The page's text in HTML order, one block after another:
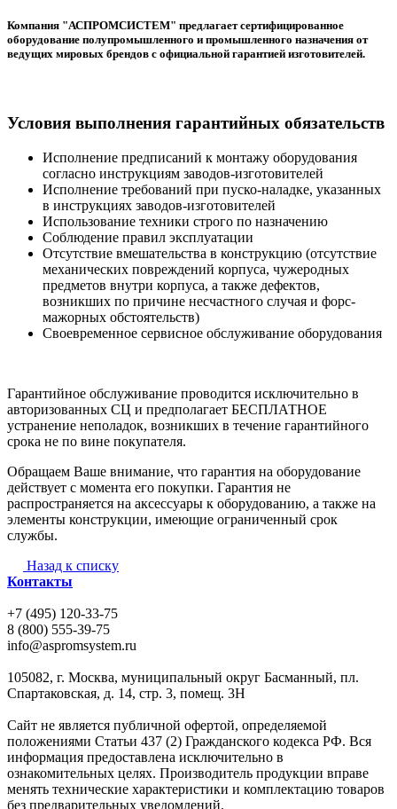
Компания "АСПРОМСИСТЕМ" предлагает сертифицированное
оборудование полупромышленного и промышленного назначения от
ведущих мировых брендов с официальной гарантией изготовителей.
Условия выполнения гарантийных обязательств
Исполнение предписаний к монтажу оборудования
согласно инструкциям заводов-изготовителей
Исполнение требований при пуско-наладке, указанных
в инструкциях заводов-изготовителей
Использование техники строго по назначению
Соблюдение правил эксплуатации
Отсутствие вмешательства в конструкцию (отсутствие
механических повреждений корпуса, чужеродных
предметов внутри корпуса, а также дефектов,
возникших по причине несчастного случая и форс-
мажорных обстоятельств)
Своевременное сервисное обслуживание оборудования
Гарантийное обслуживание проводится исключительно в
авторизованных СЦ и предполагает БЕСПЛАТНОЕ
устранение неполадок, возникших в течение гарантийного
срока не по вине покупателя.
Обращаем Ваше внимание, что гарантия на оборудование
действует с момента его покупки. Гарантия не
распространяется на аксессуары к оборудованию, а также на
элементы конструкции, имеющие ограниченный срок
службы.
Назад к списку
Контакты
+7 (495) 120-33-75
8 (800) 555-39-75
info@aspromsystem.ru
105082, г. Москва, муниципальный округ Басманный, пл.
Спартаковская, д. 14, стр. 3, помещ. 3Н
Сайт не является публичной офертой, определяемой
положениями Статьи 437 (2) Гражданского кодекса РФ. Вся
информация предоставлена исключительно в
ознакомительных целях. Производитель продукции вправе
менять технические характеристики и комплектацию товаров
без предварительных уведомлений.